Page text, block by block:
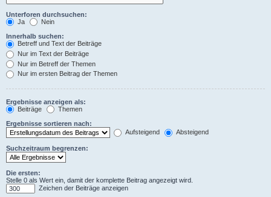
Unterforen durchsuchen:
Ja
Nein
Innerhalb suchen:
Betreff und Text der Beiträge
Nur im Text der Beiträge
Nur im Betreff der Themen
Nur im ersten Beitrag der Themen
Ergebnisse anzeigen als:
Beiträge
Themen
Ergebnisse sortieren nach:
Aufsteigend
Absteigend
Suchzeitraum begrenzen:
Die ersten:
Stelle 0 als Wert ein, damit der komplette Beitrag angezeigt wird.
Zeichen der Beiträge anzeigen